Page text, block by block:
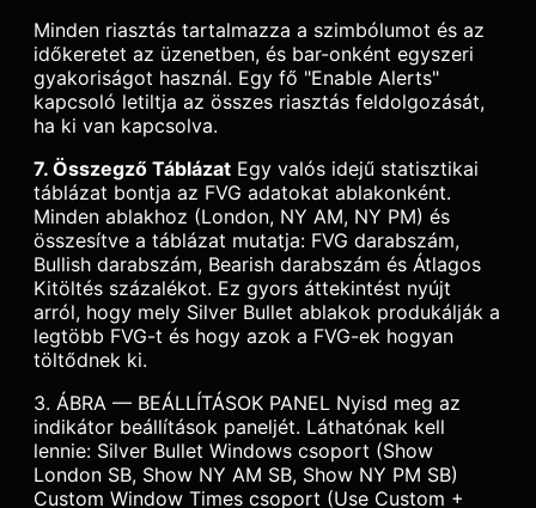
Minden riasztás tartalmazza a szimbólumot és az
időkeretet az üzenetben, és bar-onként egyszeri
gyakoriságot használ. Egy fő "Enable Alerts"
kapcsoló letiltja az összes riasztás feldolgozását,
ha ki van kapcsolva.
7. Összegző Táblázat Egy valós idejű statisztikai
táblázat bontja az FVG adatokat ablakonként.
Minden ablakhoz (London, NY AM, NY PM) és
összesítve a táblázat mutatja: FVG darabszám,
Bullish darabszám, Bearish darabszám és Átlagos
Kitöltés százalékot. Ez gyors áttekintést nyújt
arról, hogy mely Silver Bullet ablakok produkálják a
legtöbb FVG-t és hogy azok a FVG-ek hogyan
töltődnek ki.
3. ÁBRA — BEÁLLÍTÁSOK PANEL Nyisd meg az
indikátor beállítások paneljét. Láthatónak kell
lennie: Silver Bullet Windows csoport (Show
London SB, Show NY AM SB, Show NY PM SB)
Custom Window Times csoport (Use Custom +